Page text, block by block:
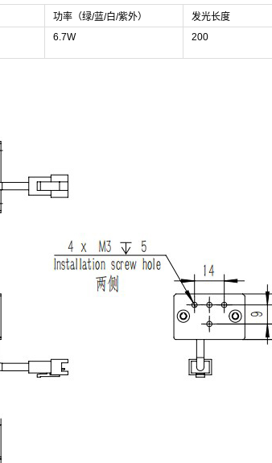
功率（绿/蓝/白/紫外） 发光长度
6.7W 200